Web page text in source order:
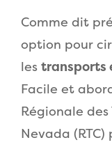
Comme dit
option pour
les transports
Facile et
Régionale
Nevada